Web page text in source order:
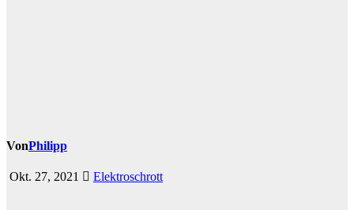
VonPhilipp
Okt. 27, 2021 Elektroschrott